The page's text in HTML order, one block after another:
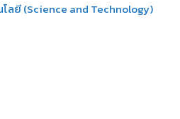
ลยี (Science and Technology)